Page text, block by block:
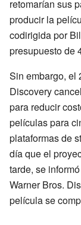
retomarían sus
producir la
codirigida por
presupuesto de
Sin embargo, el
Discovery
para reducir
películas para
plataformas de
día que el
tarde, se
Warner Bros.
película se